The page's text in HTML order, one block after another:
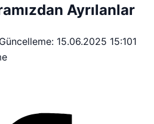
Ayrılanlar
Güncelleme: 15.06.2025 15:101